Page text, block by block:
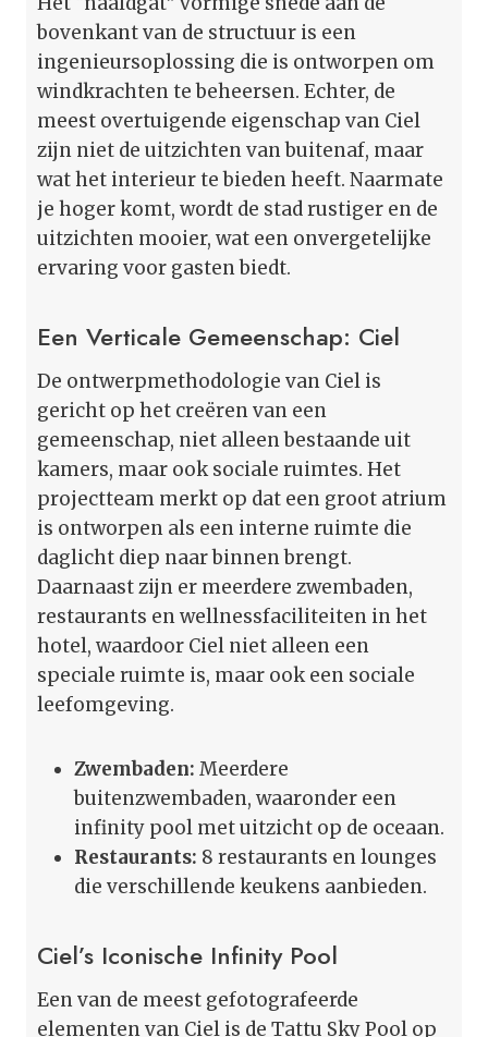
bovenkant van de structuur is een
ingenieursoplossing die is ontworpen om
windkrachten te beheersen. Echter, de
meest overtuigende eigenschap van Ciel
zijn niet de uitzichten van buitenaf, maar
wat het interieur te bieden heeft. Naarmate
je hoger komt, wordt de stad rustiger en de
uitzichten mooier, wat een onvergetelijke
ervaring voor gasten biedt.
Een Verticale Gemeenschap: Ciel
De ontwerpmethodologie van Ciel is
gericht op het creëren van een
gemeenschap, niet alleen bestaande uit
kamers, maar ook sociale ruimtes. Het
projectteam merkt op dat een groot atrium
is ontworpen als een interne ruimte die
daglicht diep naar binnen brengt.
Daarnaast zijn er meerdere zwembaden,
restaurants en wellnessfaciliteiten in het
hotel, waardoor Ciel niet alleen een
speciale ruimte is, maar ook een sociale
leefomgeving.
Zwembaden: Meerdere
buitenzwembaden, waaronder een
infinity pool met uitzicht op de oceaan.
Restaurants: 8 restaurants en lounges
die verschillende keukens aanbieden.
Ciel’s Iconische Infinity Pool
Een van de meest gefotografeerde
elementen van Ciel is de Tattu Sky Pool op